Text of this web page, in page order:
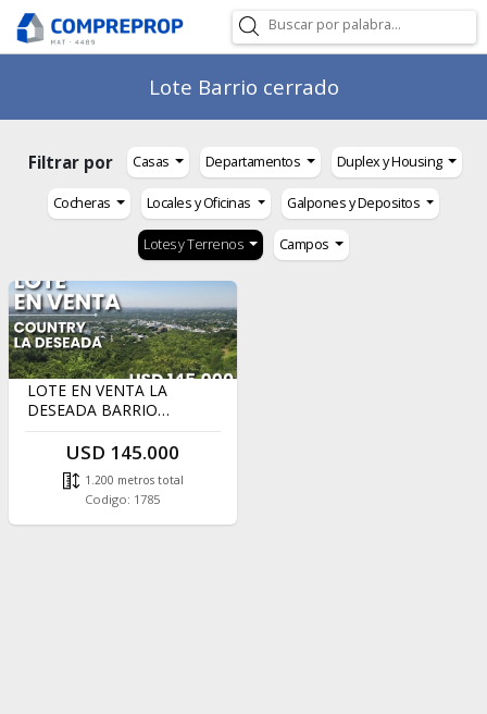
Lote Barrio cerrado
Filtrar por Casas Departamentos Duplex y Housing
Cocheras Locales y Oficinas Galpones y Depositos
Lotes y Terrenos Campos
LOTE EN VENTA LA
DESEADA BARRIO
PRIVADO
USD 145.000
1.200 metros total
Codigo: 1785